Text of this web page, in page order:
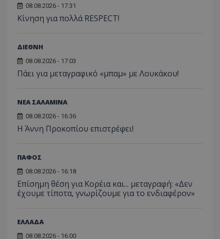
08.08.2026 - 17:31
Κίνηση για πολλά RESPECT!
ΔΙΕΘΝΗ
08.08.2026 - 17:03
Πάει για μεταγραφικό «μπαμ» με Λουκάκου!
ΝΕΑ ΣΑΛΑΜΙΝΑ
08.08.2026 - 16:36
Η Άννη Προκοπίου επιστρέφει!
ΠΑΦΟΣ
08.08.2026 - 16:18
Επίσημη θέση για Κορέια και... μεταγραφή: «Δεν
έχουμε τίποτα, γνωρίζουμε για το ενδιαφέρον»
ΕΛΛΑΔΑ
08.08.2026 - 16:00